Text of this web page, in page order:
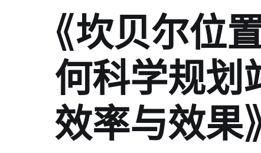
《坎贝尔位
何科学规划
效率与效果